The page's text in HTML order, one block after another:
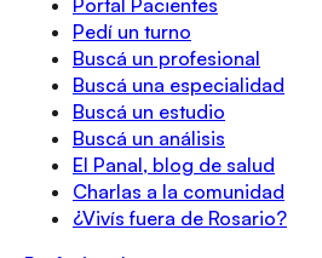
Pedí un turno
Buscá un profesional
Buscá una especialidad
Buscá un estudio
Buscá un análisis
El Panal, blog de salud
Charlas a la comunidad
¿Vivís fuera de Rosario?